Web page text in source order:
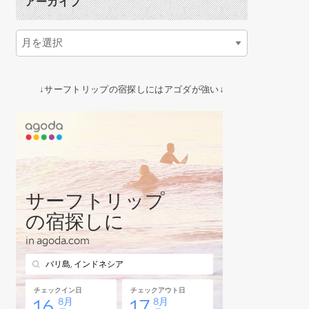
↓サーフトリップの宿探しにはアゴダが強い↓